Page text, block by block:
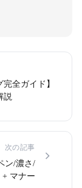
全ガイド】
説
次の記事
ン/濃さ/
+ マナー